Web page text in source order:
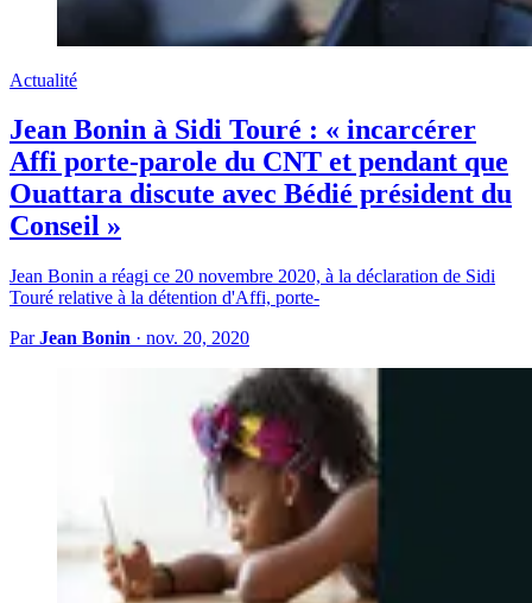
Actualité
Jean Bonin à Sidi Touré : « incarcérer
Affi porte-parole du CNT et pendant que
Ouattara discute avec Bédié président du
Conseil »
Jean Bonin a réagi ce 20 novembre 2020, à la déclaration de Sidi
Touré relative à la détention d'Affi, porte-
ParJean Bonin · nov. 20, 2020